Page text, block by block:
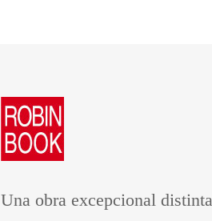
Una obra excepcional